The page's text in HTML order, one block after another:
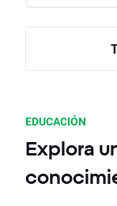
EDUCACIÓN
Explora